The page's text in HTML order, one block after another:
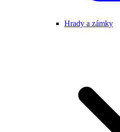
Hrady a zámky